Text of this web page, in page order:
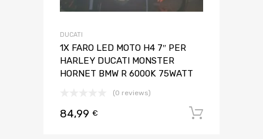
DUCATI
1X FARO LED MOTO H4 7″ PER
HARLEY DUCATI MONSTER
HORNET BMW R 6000K 75WATT
(0 reviews)
84,99 €